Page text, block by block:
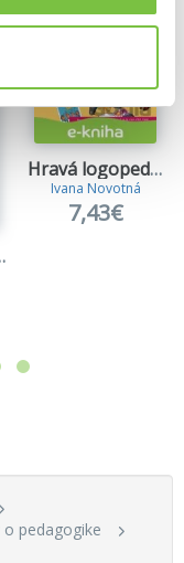
Hravá logopedie
Ivana Novotná
7,43€
o pedagogike